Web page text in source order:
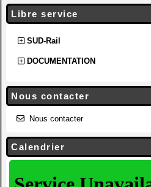
Libre service
SUD-Rail
DOCUMENTATION
Nous contacter
Nous contacter
Calendrier